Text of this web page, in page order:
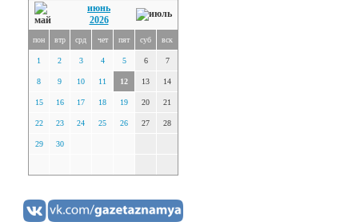
июнь
2026
пон втр срд чет пят суб вск
1 2 3 4 5 6 7
8 9 10 11 12 13 14
15 16 17 18 19 20 21
22 23 24 25 26 27 28
29 30